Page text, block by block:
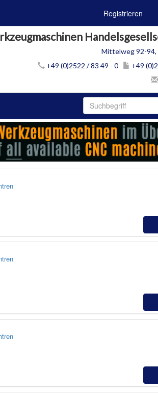
Registrieren
Mittelweg 92-94,
+49 (0)2522 / 83 49 - 0
+49